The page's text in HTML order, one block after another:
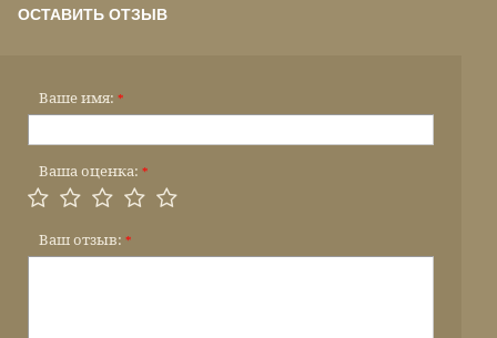
ОСТАВИТЬ ОТЗЫВ
Ваше имя: *
Ваша оценка: *
Ваш отзыв: *